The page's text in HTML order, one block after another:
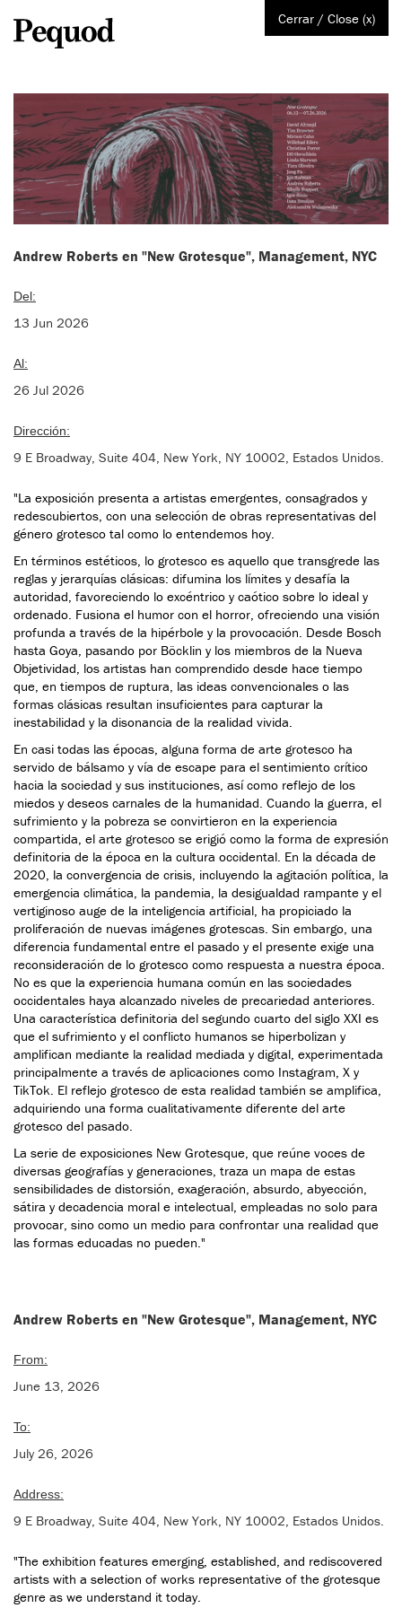
Cerrar / Close (x)
Andrew Roberts en "New Grotesque", Management, NYC
Del:
13 Jun 2026
Al:
26 Jul 2026
Dirección:
9 E Broadway, Suite 404, New York, NY 10002, Estados Unidos.
"La exposición presenta a artistas emergentes, consagrados y
redescubiertos, con una selección de obras representativas del
género grotesco tal como lo entendemos hoy.
En términos estéticos, lo grotesco es aquello que transgrede las
reglas y jerarquías clásicas: difumina los límites y desafía la
autoridad, favoreciendo lo excéntrico y caótico sobre lo ideal y
ordenado. Fusiona el humor con el horror, ofreciendo una visión
profunda a través de la hipérbole y la provocación. Desde Bosch
hasta Goya, pasando por Böcklin y los miembros de la Nueva
Objetividad, los artistas han comprendido desde hace tiempo
que, en tiempos de ruptura, las ideas convencionales o las
formas clásicas resultan insuficientes para capturar la
inestabilidad y la disonancia de la realidad vivida.
En casi todas las épocas, alguna forma de arte grotesco ha
servido de bálsamo y vía de escape para el sentimiento crítico
hacia la sociedad y sus instituciones, así como reflejo de los
miedos y deseos carnales de la humanidad. Cuando la guerra, el
sufrimiento y la pobreza se convirtieron en la experiencia
compartida, el arte grotesco se erigió como la forma de expresión
definitoria de la época en la cultura occidental. En la década de
2020, la convergencia de crisis, incluyendo la agitación política, la
emergencia climática, la pandemia, la desigualdad rampante y el
vertiginoso auge de la inteligencia artificial, ha propiciado la
proliferación de nuevas imágenes grotescas. Sin embargo, una
diferencia fundamental entre el pasado y el presente exige una
reconsideración de lo grotesco como respuesta a nuestra época.
No es que la experiencia humana común en las sociedades
occidentales haya alcanzado niveles de precariedad anteriores.
Una característica definitoria del segundo cuarto del siglo XXI es
que el sufrimiento y el conflicto humanos se hiperbolizan y
amplifican mediante la realidad mediada y digital, experimentada
principalmente a través de aplicaciones como Instagram, X y
TikTok. El reflejo grotesco de esta realidad también se amplifica,
adquiriendo una forma cualitativamente diferente del arte
grotesco del pasado.
La serie de exposiciones New Grotesque, que reúne voces de
diversas geografías y generaciones, traza un mapa de estas
sensibilidades de distorsión, exageración, absurdo, abyección,
sátira y decadencia moral e intelectual, empleadas no solo para
provocar, sino como un medio para confrontar una realidad que
las formas educadas no pueden."
Andrew Roberts en "New Grotesque", Management, NYC
From:
June 13, 2026
To:
July 26, 2026
Address:
9 E Broadway, Suite 404, New York, NY 10002, Estados Unidos.
"The exhibition features emerging, established, and rediscovered
artists with a selection of works representative of the grotesque
genre as we understand it today.